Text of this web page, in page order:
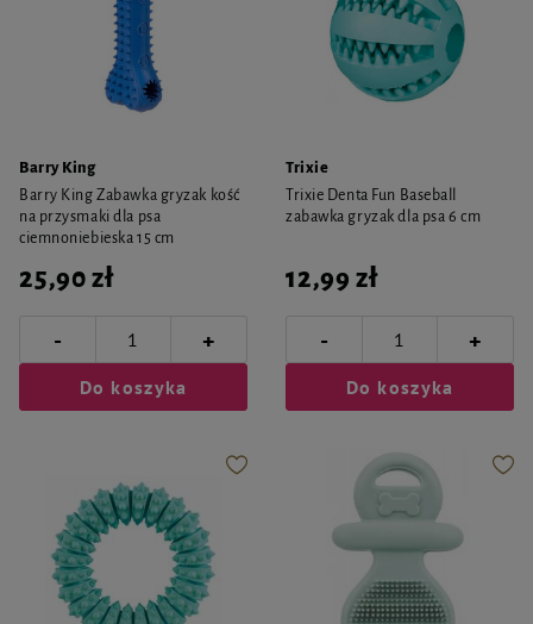
Barry King
Barry King Zabawka gryzak kość
na przysmaki dla psa
ciemnoniebieska 15 cm
25,90 zł
- +
Do koszyka
Trixie
Trixie Denta Fun Baseball
zabawka gryzak dla psa 6 cm
12,99 zł
- +
Do koszyka